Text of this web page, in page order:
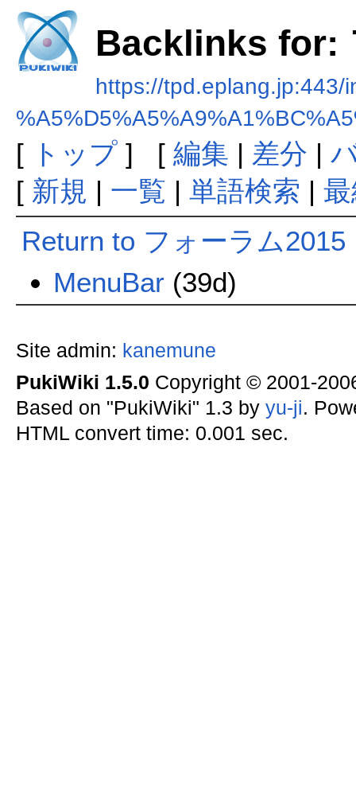
Backlinks for:
https://tpd.eplang.jp:443/
[ トップ] [ 編集 | 差分 |
[ 新規 | 一覧 | 単語検索 |
Return to フォーラム2015
MenuBar (39d)
Site admin: kanemune
PukiWiki 1.5.0 Copyright © 2001-
Based on "PukiWiki" 1.3 by yu-ji.
HTML convert time: 0.001 sec.